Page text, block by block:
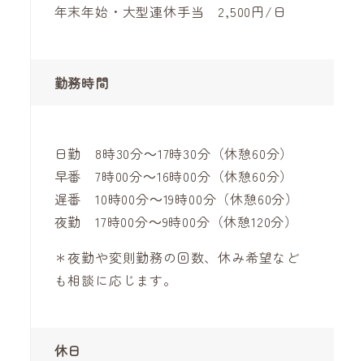
年末年始・大型連休手当 2,500円/日
勤務時間
日勤 8時30分～17時30分（休憩60分）
早番 7時00分～16時00分（休憩60分）
遅番 10時00分～19時00分（休憩60分）
夜勤 17時00分～9時00分（休憩120分）
＊夜勤や変則勤務の回数、休み希望など
も相談に応じます。
休日